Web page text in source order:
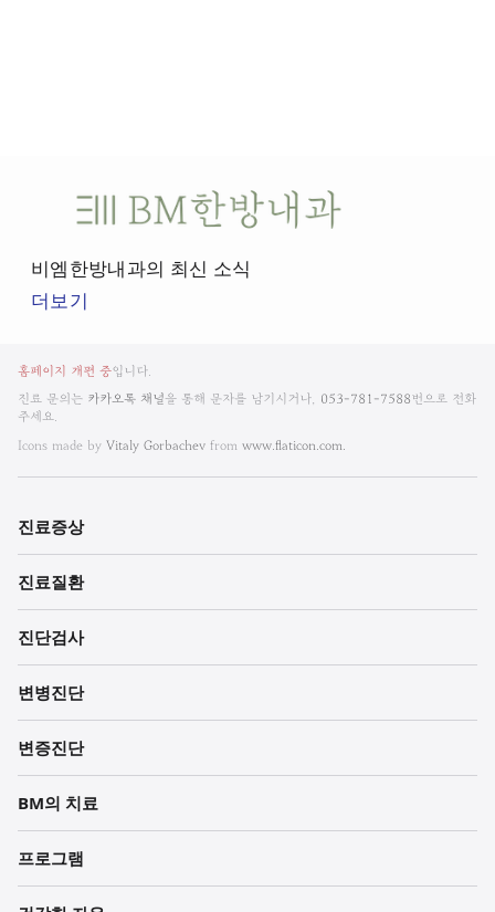
비
엠
방
내
뉴
스
비엠한방내과의 최신 소식
더보기
비
엠
한
방
내
과
한
의
원
각
주
홈페이지 개편 중입니다.
진료 문의는 카카오톡 채널을 통해 문자를 남기시거나, 053-781-7588번으로 전화
주세요.
Icons made by Vitaly Gorbachev from www.flaticon.com.
진료증상
진료질환
진단검사
변병진단
변증진단
BM의 치료
프로그램